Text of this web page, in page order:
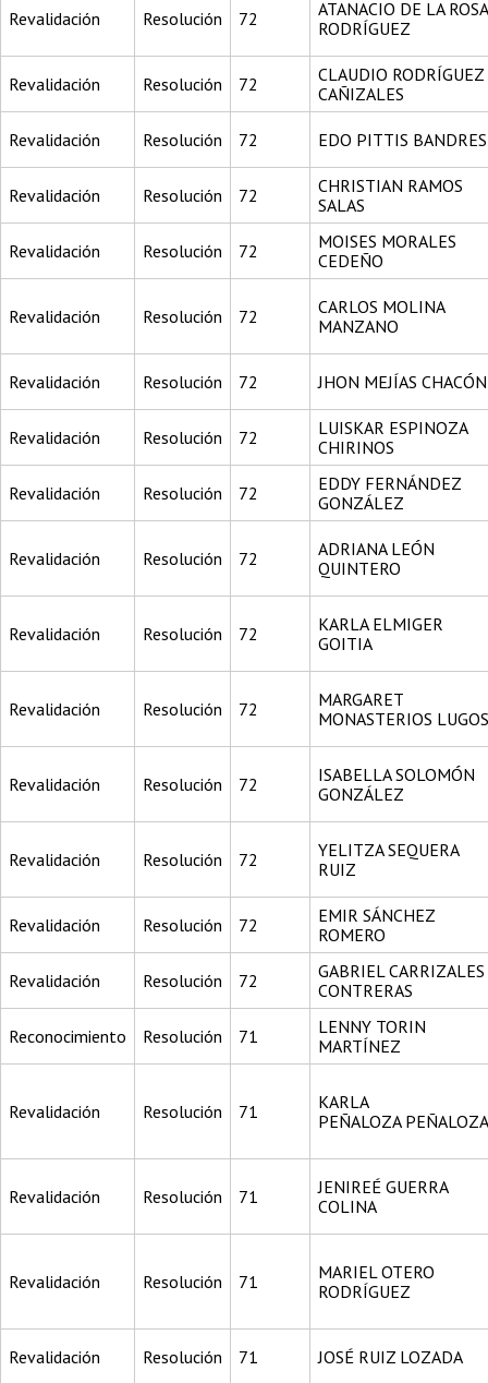
Revalidación Resolución 72
ATANACIO DE LA ROSA
RODRÍGUEZ
Revalidación Resolución 72
CLAUDIO RODRÍGUEZ
CAÑIZALES
Revalidación Resolución 72 EDO PITTIS BANDRES
Revalidación Resolución 72
CHRISTIAN RAMOS
SALAS
Revalidación Resolución 72
MOISES MORALES
CEDEÑO
Revalidación Resolución 72
CARLOS MOLINA
MANZANO
Revalidación Resolución 72 JHON MEJÍAS CHACÓN
Revalidación Resolución 72
LUISKAR ESPINOZA
CHIRINOS
Revalidación Resolución 72
EDDY FERNÁNDEZ
GONZÁLEZ
Revalidación Resolución 72
ADRIANA LEÓN
QUINTERO
Revalidación Resolución 72
KARLA ELMIGER
GOITIA
Revalidación Resolución 72
MARGARET
MONASTERIOS LUGOS
Revalidación Resolución 72
ISABELLA SOLOMÓN
GONZÁLEZ
Revalidación Resolución 72
YELITZA SEQUERA
RUIZ
Revalidación Resolución 72
EMIR SÁNCHEZ
ROMERO
Revalidación Resolución 72
GABRIEL CARRIZALES
CONTRERAS
Reconocimiento Resolución 71
LENNY TORIN
MARTÍNEZ
Revalidación Resolución 71
KARLA
PEÑALOZA
Revalidación Resolución 71
JENIREÉ GUERRA
COLINA
Revalidación Resolución 71
MARIEL OTERO
RODRÍGUEZ
Revalidación Resolución 71 JOSÉ RUIZ LOZADA